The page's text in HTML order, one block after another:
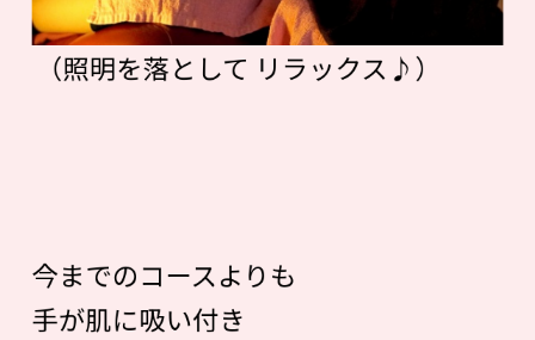
（照明を落として リラックス♪）
今までのコースよりも
手が肌に吸い付き